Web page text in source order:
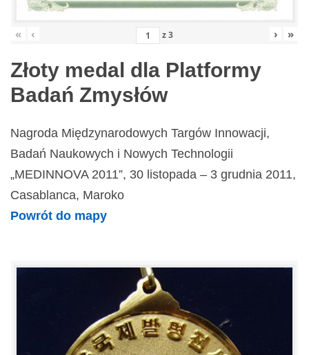
« ‹ z3 › »
Złoty medal dla Platformy
Badań Zmysłów
Nagroda Międzynarodowych Targów Innowacji,
Badań Naukowych i Nowych Technologii
„MEDINNOVA 2011”, 30 listopada – 3 grudnia 2011,
Casablanca, Maroko
Powrót do mapy